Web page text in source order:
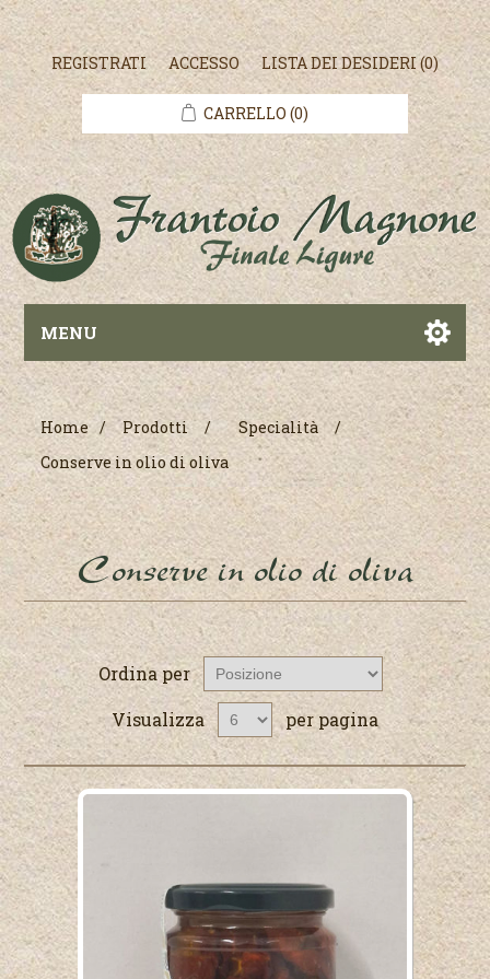
REGISTRATI ACCESSO LISTA DEI DESIDERI(0)
CARRELLO (0)
MENU
Home / Prodotti / Specialità
/
Conserve in olio di oliva
Conserve in olio di oliva
Ordina per
Visualizza
per pagina